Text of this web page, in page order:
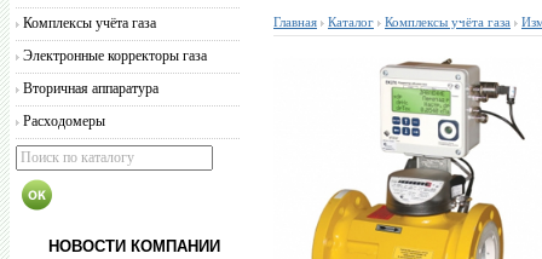
Комплексы учёта газа
Электронные корректоры газа
Вторичная аппаратура
Расходомеры
НОВОСТИ КОМПАНИИ
Главная Каталог Комплексы учёта газа